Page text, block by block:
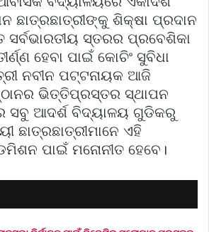
ଛାତ୍ରଛାତ୍ରୀଙ୍କୁ ଶିକ୍ଷା ପ୍ରଦାନ
ସର୍ବଭାରତୀୟ ସ୍ତରର ପ୍ରବେଶିକା
ହେବା ପାଇଁ କୋଚିଂ ସୁବିଧା
ନବୀନ ପଟ୍ଟନାୟକ ଆଜି
ଭିତ୍ତିପ୍ରସ୍ତର ସ୍ଥାପନ
ସବୁ ଆଦର୍ଶ ବିଦ୍ୟାଳୟ ଗୁଡିକରୁ
ଛାତ୍ରଛାତ୍ରୀମାନେ ଏହି
ପାଇଁ ମନୋନୀତ ହେବେ।